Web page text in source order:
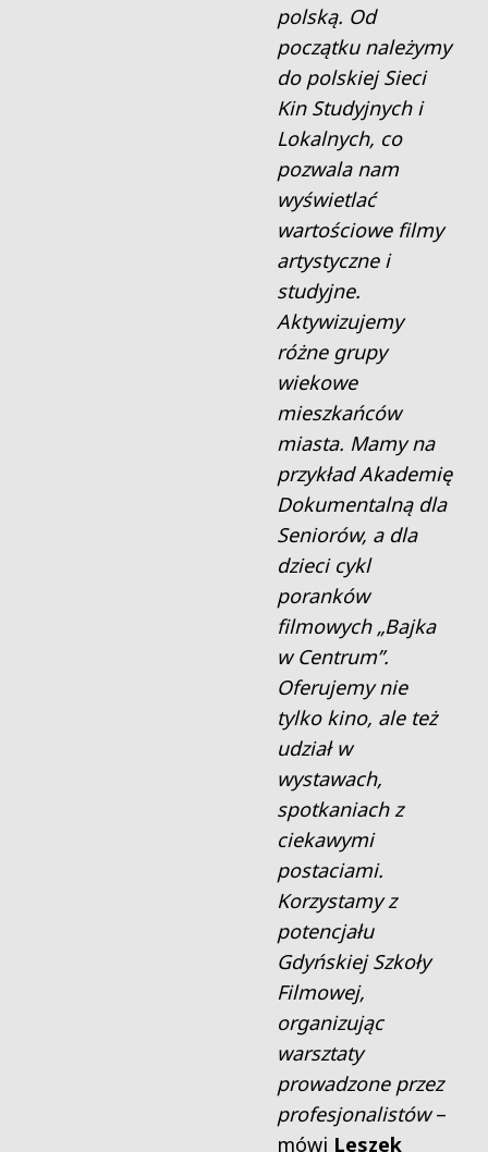
polską. Od
początku należymy
do polskiej Sieci
Kin Studyjnych i
Lokalnych, co
pozwala nam
wyświetlać
wartościowe filmy
artystyczne i
studyjne.
Aktywizujemy
różne grupy
wiekowe
mieszkańców
miasta. Mamy na
przykład Akademię
Dokumentalną dla
Seniorów, a dla
dzieci cykl
poranków
filmowych „Bajka
w Centrum”.
Oferujemy nie
tylko kino, ale też
udział w
wystawach,
spotkaniach z
ciekawymi
postaciami.
Korzystamy z
potencjału
Gdyńskiej Szkoły
Filmowej,
organizując
warsztaty
prowadzone przez
profesjonalistów–
mówi Leszek